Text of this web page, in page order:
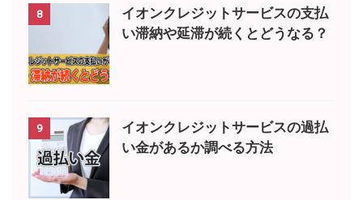
8
イオンクレジットサービスの支払
い滞納や延滞が続くとどうなる？
9
イオンクレジットサービスの過払
い金があるか調べる方法